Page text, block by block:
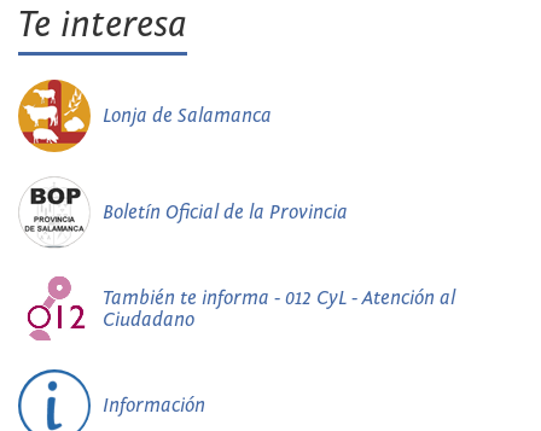
Te interesa
Lonja de Salamanca
Boletín Oficial de la Provincia
También te informa - 012 CyL - Atención al
Ciudadano
Información